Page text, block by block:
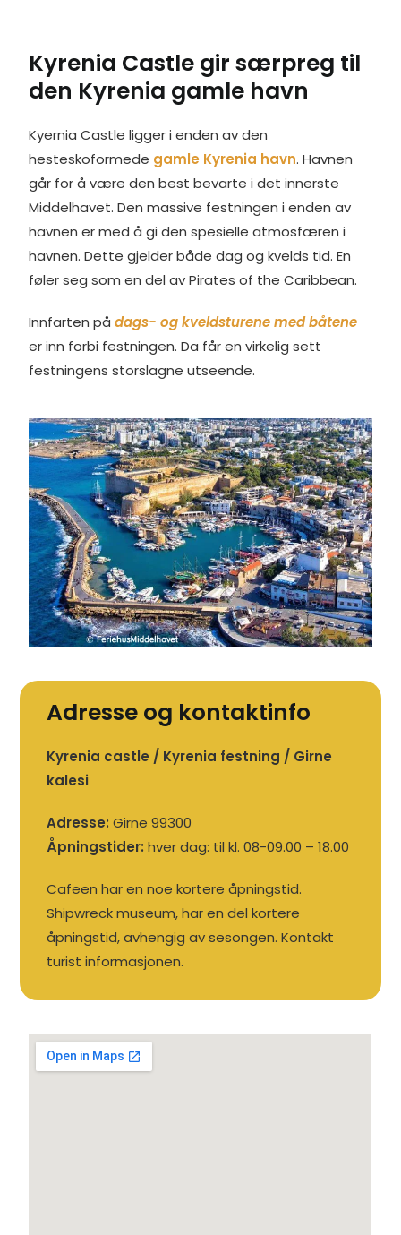
Kyrenia Castle gir særpreg til
den Kyrenia gamle havn
Kyernia Castle ligger i enden av den
hesteskoformede gamle Kyrenia havn. Havnen
går for å være den best bevarte i det innerste
Middelhavet. Den massive festningen i enden av
havnen er med å gi den spesielle atmosfæren i
havnen. Dette gjelder både dag og kvelds tid. En
føler seg som en del av Pirates of the Caribbean.
Innfarten pådags- og kveldsturene med båtene
er inn forbi festningen. Da får en virkelig sett
festningens storslagne utseende.
Adresse og kontaktinfo
Kyrenia castle / Kyrenia festning / Girne
kalesi
Adresse: Girne 99300
Åpningstider: hver dag: til kl. 08-09.00 – 18.00
Cafeen har en noe kortere åpningstid.
Shipwreck museum, har en del kortere
åpningstid, avhengig av sesongen. Kontakt
turist informasjonen.